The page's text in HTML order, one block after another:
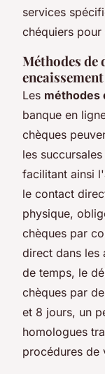
services
chéquiers pour
Méthodes de
encaissement
Les méthodes
banque en
chèques
les
facilitant ainsi
le contact
physique,
chèques par
direct dans les
de temps, le
chèques par
et 8 jours, un
homologues
procédures de